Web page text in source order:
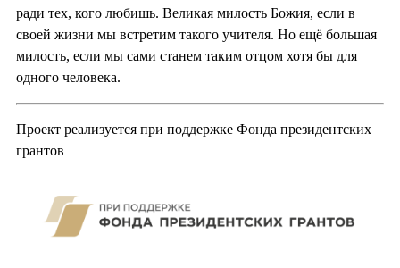
ради тех, кого любишь. Великая милость Божия, если в
своей жизни мы встретим такого учителя. Но ещё большая
милость, если мы сами станем таким отцом хотя бы для
одного человека.
Проект реализуется при поддержке Фонда президентских
грантов